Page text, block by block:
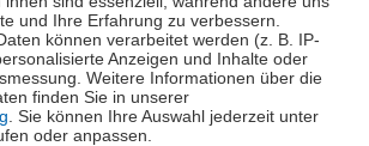
und Ihre Erfahrung zu verbessern.
können verarbeitet werden (z. B. IP-
Anzeigen und Inhalte oder
Weitere Informationen über die
finden Sie in unserer
. Sie können Ihre Auswahl jederzeit unter
oder anpassen.